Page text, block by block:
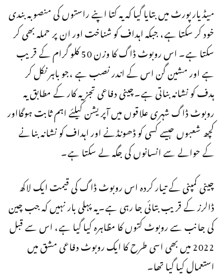
میڈیارپورٹ میں بتایا گیا کہ یہ کتا اپنے راستوں کی منصوبہ بندی
خود کر سکتا ہے، جبکہ اہداف کو شناخت اور ان پر حملہ بھی کر
سکتا ہے۔ اس روبوٹ ڈاگ کا وزن 50 کلو گرام کے قریب
ہے اور مشین گن اس کے اندر نصب ہے ،جو باہر نکل کر
ہدف کو نشانہ بناتی ہے۔چینی دفاعی تجزیہ کار کے مطابق یہ
روبوٹ ڈاگ شہری علاقوں میں آپریشن کیلئے اہم ثابت ہوگااور
کچھ شعبوں جیسے کسی کو ڈھونڈنے اور اہداف کو نشانہ بنانے
کے حوالے سے انسانوں کی جگہ لے سکتا ہے۔
چینی کمپنی کے تیار کردہ اس روبوٹ ڈاگ کی قیمت ایک لاکھ
ڈالرز کے قریب بتائی جا رہی ہے۔یہ پہلی بار نہیں کہ جب چین
کی جانب سے روبوٹ کتوں کا مظاہرہ کیا گیا ہے، اس سے قبل
2022 میں بھی اسی طرح کا ایک روبوٹ دفاعی مشق میں
استعمال کیا گیا تھا۔